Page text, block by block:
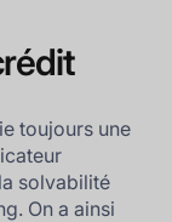
toujours une
solvabilité
On a ainsi